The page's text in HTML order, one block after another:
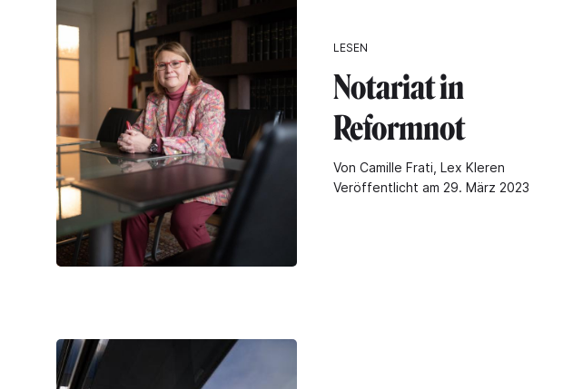
LESEN
Notariat in
Reformnot
Von Camille Frati, Lex Kleren
Veröffentlicht am 29. März 2023